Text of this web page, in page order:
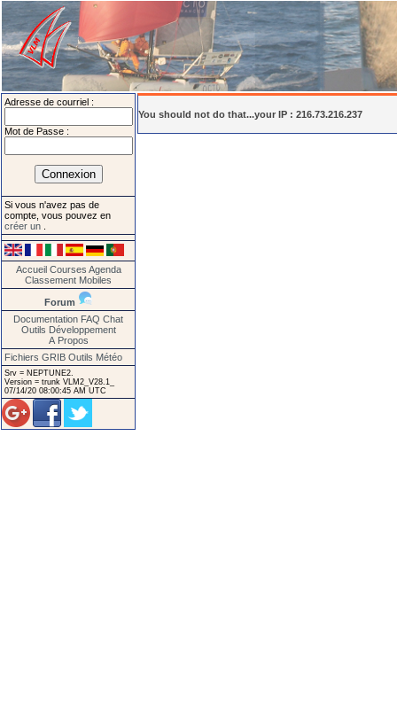
Adresse de courriel :
Mot de Passe :
Si vous n'avez pas de
compte, vous pouvez en
créer un
Accueil Courses Agenda
Classement Mobiles
Forum
Documentation FAQ Chat
Outils Développement
A Propos
Fichiers GRIB Outils Météo
Srv = NEPTUNE2.
Version = trunk VLM2_V28.1_
07/14/20 08:00:45 AM UTC
You should not do that...your IP : 216.73.216.237